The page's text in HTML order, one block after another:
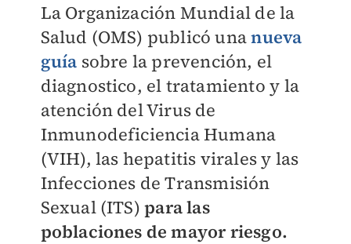
La Organización Mundial de la
Salud (OMS) publicó unanueva
guía sobre la prevención, el
diagnostico, el tratamiento y la
atención del Virus de
Inmunodeficiencia Humana
(VIH), las hepatitis virales y las
Infecciones de Transmisión
Sexual (ITS) para las
poblaciones de mayor riesgo.